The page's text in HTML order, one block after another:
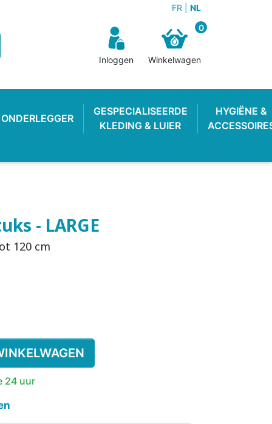
FR NL
Inloggen
0
Winkelwagen
ONDERLEGGER
GESPECIALISEERDE
KLEDING & LUIER
HYGIËNE &
- LARGE
120 cm
24 uur